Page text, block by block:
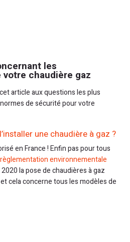
les
chaudière gaz
article aux questions les plus
de sécurité pour votre
une chaudière à gaz ?
en France ! Enfin pas pour tous
règlementation environnementale
la pose de chaudières à gaz
cela concerne tous les modèles de